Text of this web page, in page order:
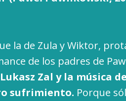
la de Zula y Wiktor,
de los padres de
Zal y la música
sufrimiento. Porque